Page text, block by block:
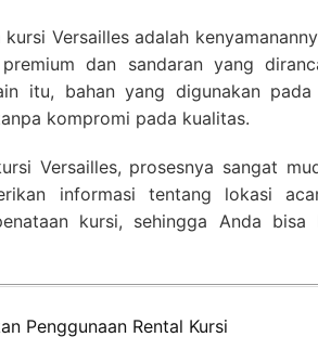
kursi Versailles adalah
dan sandaran yang
itu, bahan yang digunakan
kompromi pada kualitas.
Versailles, prosesnya sangat
informasi tentang lokasi
kursi, sehingga Anda
Penggunaan Rental Kursi